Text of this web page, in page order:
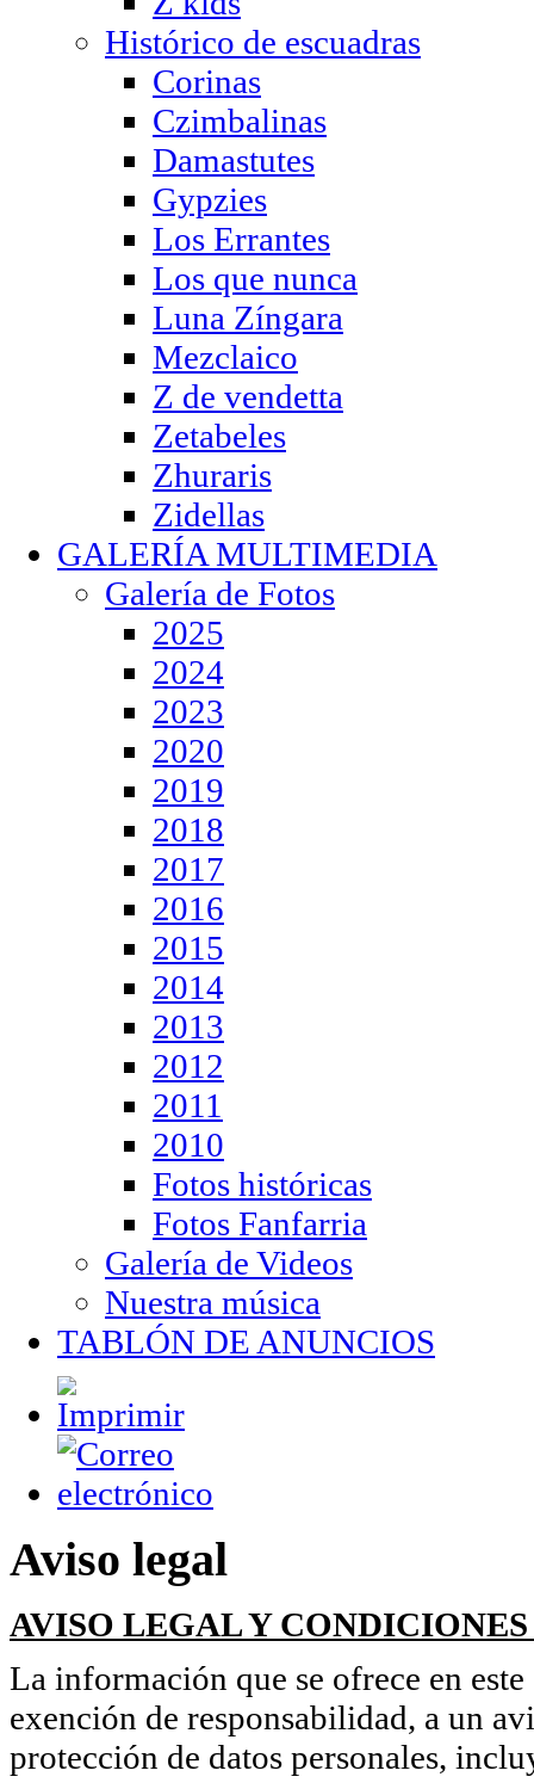
Histórico de escuadras
Corinas
Czimbalinas
Damastutes
Gypzies
Los Errantes
Los que nunca
Luna Zíngara
Mezclaico
Z de vendetta
Zetabeles
Zhuraris
Zidellas
GALERÍA MULTIMEDIA
Galería de Fotos
2025
2024
2023
2020
2019
2018
2017
2016
2015
2014
2013
2012
2011
2010
Fotos históricas
Fotos Fanfarria
Galería de Videos
Nuestra música
TABLÓN DE ANUNCIOS
Aviso legal
AVISO LEGAL Y CONDICIONES
La información que se ofrece en
exención de responsabilidad, a un
protección de datos personales,